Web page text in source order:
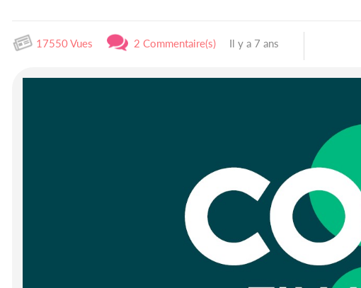
17550 Vues 2 Commentaire(s) Il y a 7 ans